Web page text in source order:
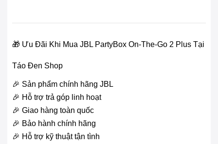
🎁 Ưu Đãi Khi Mua JBL PartyBox On-The-Go 2 Plus Tại
Táo Đen Shop
🎉 Sản phẩm chính hãng JBL
🎉 Hỗ trợ trả góp linh hoạt
🎉 Giao hàng toàn quốc
🎉 Bảo hành chính hãng
🎉 Hỗ trợ kỹ thuật tận tình